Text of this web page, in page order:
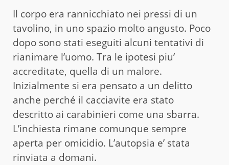
Il corpo era rannicchiato nei pressi di un
tavolino, in uno spazio molto angusto. Poco
dopo sono stati eseguiti alcuni tentativi di
rianimare l’uomo. Tra le ipotesi piu’
accreditate, quella di un malore.
Inizialmente si era pensato a un delitto
anche perché il cacciavite era stato
descritto ai carabinieri come una sbarra.
L’inchiesta rimane comunque sempre
aperta per omicidio. L’autopsia e’ stata
rinviata a domani.